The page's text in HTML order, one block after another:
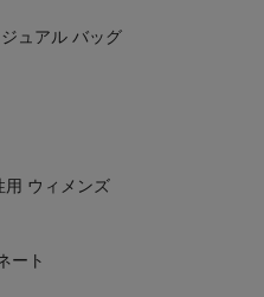
ュアル バッグ
用 ウィメンズ
ート